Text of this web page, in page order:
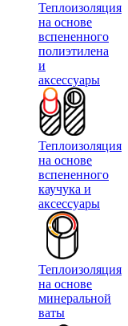
Теплоизоляция
на основе
вспененного
полиэтилена
и
аксессуары
Теплоизоляция
на основе
вспененного
каучука и
аксессуары
Теплоизоляция
на основе
минеральной
ваты